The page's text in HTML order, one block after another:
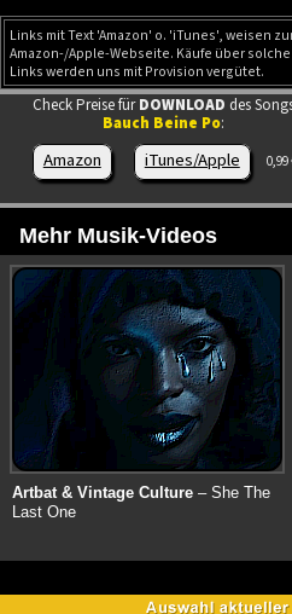
Links mit Text 'Amazon' o. 'iTunes', weisen
Amazon-/Apple-Webseite. Käufe über solche
Links werden uns mit Provision vergütet.
Check Preise fürDOWNLOAD des
Bauch Beine Po:
Amazon iTunes/Apple 0,99
Mehr Musik-Videos
Artbat & Vintage Culture – She The
Last One